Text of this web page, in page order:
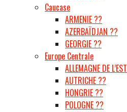
Caucase
ARMENIE ??
AZERBAÏDJAN ??
GEORGIE ??
Europe Centrale
ALLEMAGNE DE L’EST
AUTRICHE ??
HONGRIE ??
POLOGNE ??